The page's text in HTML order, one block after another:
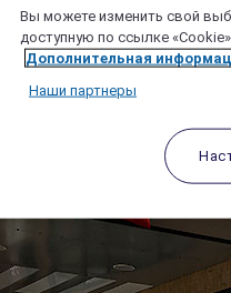
Вы можете изменить свой
доступную по ссылке
Дополнительная
Наши партнеры